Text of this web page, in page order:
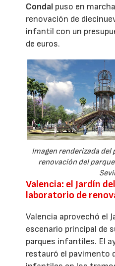
Condal puso en
renovación de
infantil con un
de euros.
Imagen renderizada del
renovación del
Valencia: el Jardín
laboratorio de
Valencia aprovechó el
escenario principal de
parques infantiles. El
restauró el pavimento